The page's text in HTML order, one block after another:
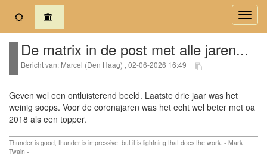
De matrix in de post met alle jaren...
Bericht van: Marcel (Den Haag) , 02-06-2026 16:49
Geven wel een ontluisterend beeld. Laatste drie jaar was het
weinig soeps. Voor de coronajaren was het echt wel beter met oa
2018 als een topper.
Thunder is good, thunder is impressive; but it is lightning that does the work. - Mark
Twain -